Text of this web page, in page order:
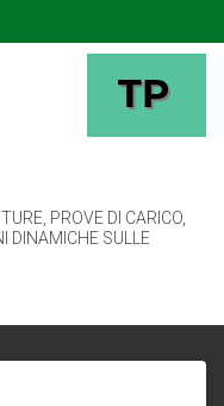
PROVE DI CARICO,
DINAMICHE SULLE